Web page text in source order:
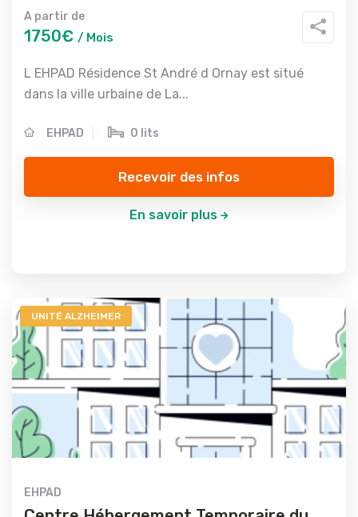
A partir de
1750€ / Mois
L EHPAD Résidence St André d Ornay est situé
dans la ville urbaine de La...
EHPAD 0 lits
Recevoir des infos
En savoir plus
UNITÉ ALZHEIMER
EHPAD